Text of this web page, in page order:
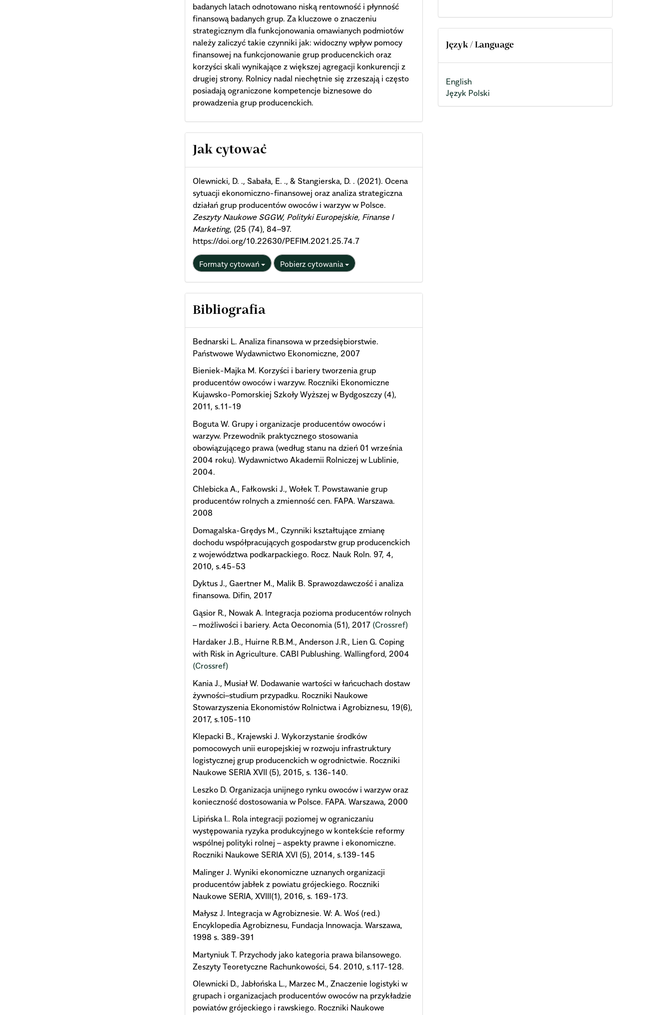
badanych latach odnotowano niską rentowność i płynność
finansową badanych grup. Za kluczowe o znaczeniu
strategicznym dla funkcjonowania omawianych podmiotów
należy zaliczyć takie czynniki jak: widoczny wpływ pomocy
finansowej na funkcjonowanie grup producenckich oraz
korzyści skali wynikające z większej agregacji konkurencji z
drugiej strony. Rolnicy nadal niechętnie się zrzeszają i często
posiadają ograniczone kompetencje biznesowe do
prowadzenia grup producenckich.
Article
Details
Jak cytować
Olewnicki, D. ., Sabała, E. ., & Stangierska, D. . (2021). Ocena
sytuacji ekonomiczno-finansowej oraz analiza strategiczna
działań grup producentów owoców i warzyw w Polsce.
Zeszyty Naukowe SGGW, Polityki Europejskie, Finanse I
Marketing, (25 (74), 84–97.
https://doi.org/10.22630/PEFIM.2021.25.74.7
Formaty cytowań Pobierz cytowania
Bibliografia
Bednarski L. Analiza finansowa w przedsiębiorstwie.
Państwowe Wydawnictwo Ekonomiczne, 2007
Bieniek-Majka M. Korzyści i bariery tworzenia grup
producentów owoców i warzyw. Roczniki Ekonomiczne
Kujawsko-Pomorskiej Szkoły Wyższej w Bydgoszczy (4),
2011, s.11-19
Boguta W. Grupy i organizacje producentów owoców i
warzyw. Przewodnik praktycznego stosowania
obowiązującego prawa (według stanu na dzień 01 września
2004 roku). Wydawnictwo Akademii Rolniczej w Lublinie,
2004.
Chlebicka A., Fałkowski J., Wołek T. Powstawanie grup
producentów rolnych a zmienność cen. FAPA. Warszawa.
2008
Domagalska-Grędys M., Czynniki kształtujące zmianę
dochodu współpracujących gospodarstw grup producenckich
z województwa podkarpackiego. Rocz. Nauk Roln. 97, 4,
2010, s.45-53
Dyktus J., Gaertner M., Malik B. Sprawozdawczość i analiza
finansowa. Difin, 2017
Gąsior R., Nowak A. Integracja pozioma producentów rolnych
– możliwości i bariery. Acta Oeconomia (51), 2017 (Crossref)
Hardaker J.B., Huirne R.B.M., Anderson J.R., Lien G. Coping
with Risk in Agriculture. CABI Publushing. Wallingford, 2004
(Crossref)
Kania J., Musiał W. Dodawanie wartości w łańcuchach dostaw
żywności–studium przypadku. Roczniki Naukowe
Stowarzyszenia Ekonomistów Rolnictwa i Agrobiznesu, 19(6),
2017, s.105-110
Klepacki B., Krajewski J. Wykorzystanie środków
pomocowych unii europejskiej w rozwoju infrastruktury
logistycznej grup producenckich w ogrodnictwie. Roczniki
Naukowe SERIA XVII (5), 2015, s. 136-140.
Leszko D. Organizacja unijnego rynku owoców i warzyw oraz
konieczność dostosowania w Polsce. FAPA. Warszawa, 2000
Lipińska I.. Rola integracji poziomej w ograniczaniu
występowania ryzyka produkcyjnego w kontekście reformy
wspólnej polityki rolnej – aspekty prawne i ekonomiczne.
Roczniki Naukowe SERIA XVI (5), 2014, s.139-145
Malinger J. Wyniki ekonomiczne uznanych organizacji
producentów jabłek z powiatu grójeckiego. Roczniki
Naukowe SERIA, XVIII(1), 2016, s. 169-173.
Małysz J. Integracja w Agrobiznesie. W: A. Woś (red.)
Encyklopedia Agrobiznesu, Fundacja Innowacja. Warszawa,
1998 s. 389-391
Martyniuk T. Przychody jako kategoria prawa bilansowego.
Zeszyty Teoretyczne Rachunkowości, 54. 2010, s.117-128.
Olewnicki D., Jabłońska L., Marzec M., Znaczenie logistyki w
grupach i organizacjach producentów owoców na przykładzie
powiatów grójeckiego i rawskiego. Roczniki Naukowe
Język / Language
English
Język Polski